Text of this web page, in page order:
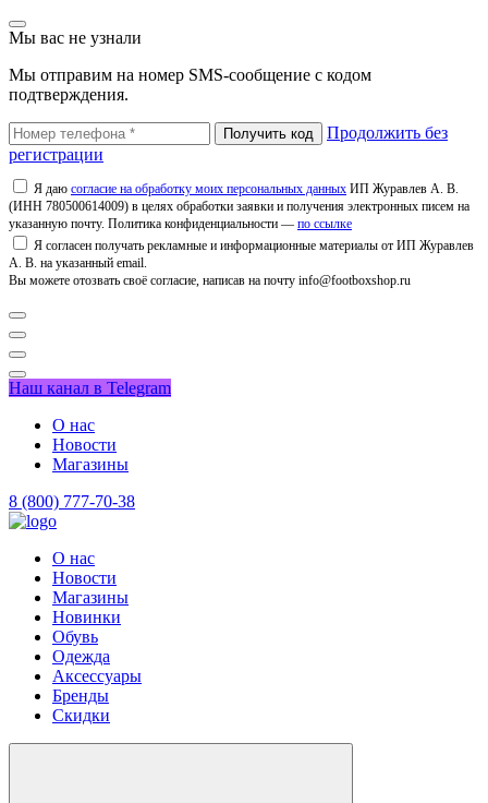
Мы вас не узнали
Мы отправим на номер SMS-сообщение с кодом
подтверждения.
Продолжить без
регистрации
Я даю согласие на обработку моих персональных данных ИП Журавлев А. В.
(ИНН 780500614009) в целях обработки заявки и получения электронных писем на
указанную почту. Политика конфиденциальности — по ссылке
Я согласен получать рекламные и информационные материалы от ИП Журавлев
А. В. на указанный email.
Вы можете отозвать своё согласие, написав на почту info@footboxshop.ru
Наш канал в Telegram
О нас
Новости
Магазины
8 (800) 777-70-38
О нас
Новости
Магазины
Новинки
Обувь
Одежда
Аксессуары
Бренды
Скидки